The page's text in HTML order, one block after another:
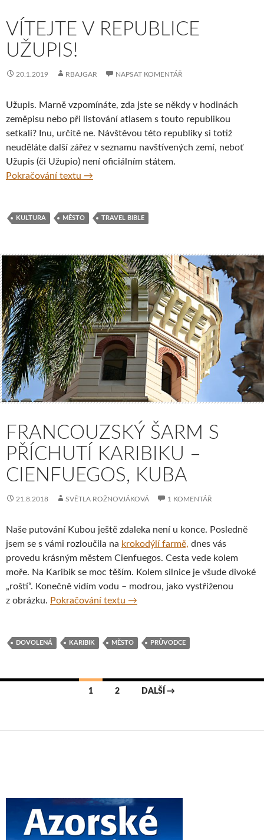
VÍTEJTE V REPUBLICE
UŽUPIS!
20.1.2019 RBAJGAR NAPSAT KOMENTÁŘ
Užupis. Marně vzpomínáte, zda jste se někdy v hodinách
zeměpisu nebo při listování atlasem s touto republikou
setkali? Inu, určitě ne. Návštěvou této republiky si totiž
neuděláte další zářez v seznamu navštívených zemí, neboť
Užupis (či Užupio) není oficiálním státem.
Pokračování textu Vítejte v republice Užupis!
→
KULTURA MĚSTO TRAVEL BIBLE
FRANCOUZSKÝ ŠARM S
PŘÍCHUTÍ KARIBIKU –
CIENFUEGOS, KUBA
21.8.2018 SVĚTLA ROŽNOVJÁKOVÁ 1 KOMENTÁŘ
Naše putování Kubou ještě zdaleka není u konce. Posledně
jsem se s vámi rozloučila na krokodýlí farmě, dnes vás
provedu krásným městem Cienfuegos. Cesta vede kolem
moře. Na Karibik se moc těším. Kolem silnice je všude divoké
„roští“. Konečně vidím vodu – modrou, jako vystřiženou
z obrázku. Pokračování textu Francouzský šarm s příchutí
→
DOVOLENÁ KARIBIK MĚSTO PRŮVODCE
příspěvky
1 2 DALŠÍ →